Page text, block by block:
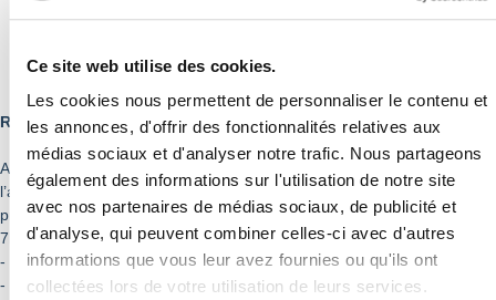
Ce site web utilise des cookies.
Les cookies nous permettent de personnaliser le contenu et
les annonces, d'offrir des fonctionnalités relatives aux
médias sociaux et d'analyser notre trafic. Nous partageons
également des informations sur l'utilisation de notre site
avec nos partenaires de médias sociaux, de publicité et
d'analyse, qui peuvent combiner celles-ci avec d'autres
informations que vous leur avez fournies ou qu'ils ont
collectées lors de votre utilisation de leurs services.
Responsable du Service Périscolaire : Emilie RENOUD
Afin de mieux répondre aux attentes des parents Jovaciens pour
l’aménagement du temps périscolaire de leurs enfants, la mairie
propose différentes activités périscolaires permettant un accueil de
7h30 à 18h30, en période scolaire.
- Garderie du matin
- Restauration scolaire